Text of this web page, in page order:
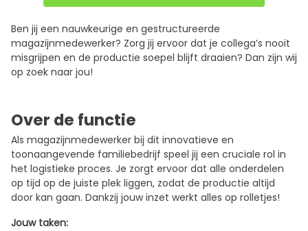
Ben jij een nauwkeurige en gestructureerde
magazijnmedewerker? Zorg jij ervoor dat je collega’s nooit
misgrijpen en de productie soepel blijft draaien? Dan zijn wij
op zoek naar jou!
Over de functie
Als magazijnmedewerker bij dit innovatieve en
toonaangevende familiebedrijf speel jij een cruciale rol in
het logistieke proces. Je zorgt ervoor dat alle onderdelen
op tijd op de juiste plek liggen, zodat de productie altijd
door kan gaan. Dankzij jouw inzet werkt alles op rolletjes!
Jouw taken: